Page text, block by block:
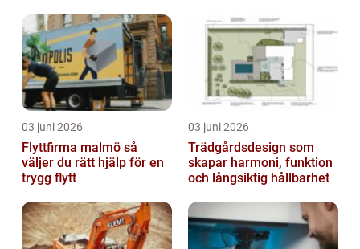
03 juni 2026
Flyttfirma malmö så
väljer du rätt hjälp för en
trygg flytt
03 juni 2026
Trädgårdsdesign som
skapar harmoni, funktion
och långsiktig hållbarhet